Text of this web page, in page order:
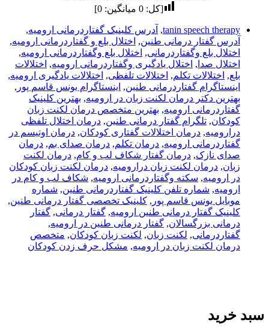
[کل:0 میانگین:0
]
tanin speech therapy
, آدرس کلینیک گفتاردرمانی ارومیه,
آدرس گفتار درمانی طنین, اختلال بلع و گفتاردرمانی ارومیه,
اختلال بلع وگفتاردرمانی, اختلال بلع وگفتاردرمانی ارومیه,
اختلال صدا , اختلال یادگیری وگفتاردرمانی ارومیه, اختلالات
بلع, اختلالات تکلم, اختلالات تلفظی, اختلالات یادگیری ارومیه,
اینستاگرام گفتاردرمانی طنین, اینستاگرام یونس قاسم پور ,
بهترین دکتر درمان لکنت زبان در ارومیه, بهترین کلینیک
گفتاردرمانی ارومیه, بهترین متخصص درمان لکنت زبان
کودکان, تلگرام گفتار درمانی طنین, درمان اختلال تلفظی
درارومیه, درمان اختلالات گفتاری کودکان, درمان اوتیسم در
گفتاردرمانی ارومیه, درمان تکلم, درمان صدای بم, درمان
صدای نازک, درمان گفتار شکاف لب و کام, درمان لکنت
زبان, درمان لکنت زبان درارومیه, درمان لکنت زبان کودکان
در ارومیه, سکته وگفتاردرمانی ارومیه, شکاف لب و کام در
ارومیه, شماره تلفن کلینیک گفتاردرمانی طنین, شماره
موبایل یونس قاسم پور , کلینیک تخصصی گفتار درمانی طنین,
کلینیک گفتار درمانی طنین ارومیه, گفتار درمانی, گفتار
درمانی بزرگسالان, گفتار درمانی طنین در ارومیه,
گفتاردرمانی, لکنت زبان, لکنت زبان کودکان, متخصص
درمان لکنت زبان در ارومیه, مشکل حرف زدن کودکان
سبد خرید